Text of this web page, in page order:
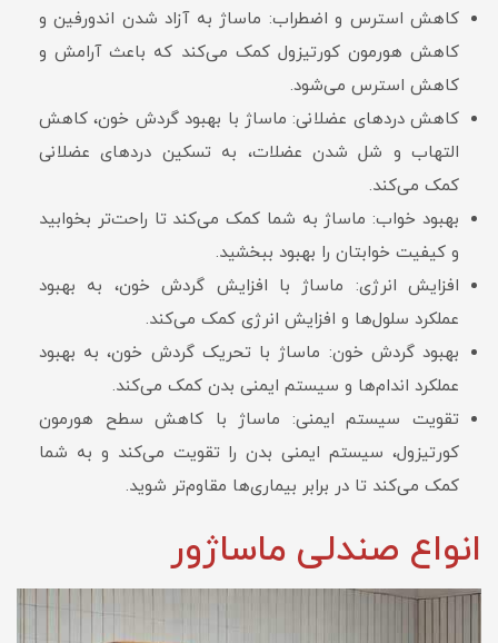
کاهش استرس و اضطراب: ماساژ به آزاد شدن اندورفین و
کاهش هورمون کورتیزول کمک می‌کند که باعث آرامش و
کاهش استرس می‌شود.
کاهش دردهای عضلانی: ماساژ با بهبود گردش خون، کاهش
التهاب و شل شدن عضلات، به تسکین دردهای عضلانی
کمک می‌کند.
بهبود خواب: ماساژ به شما کمک می‌کند تا راحت‌تر بخوابید
و کیفیت خوابتان را بهبود ببخشید.
افزایش انرژی: ماساژ با افزایش گردش خون، به بهبود
عملکرد سلول‌ها و افزایش انرژی کمک می‌کند.
بهبود گردش خون: ماساژ با تحریک گردش خون، به بهبود
عملکرد اندام‌ها و سیستم ایمنی بدن کمک می‌کند.
تقویت سیستم ایمنی: ماساژ با کاهش سطح هورمون
کورتیزول، سیستم ایمنی بدن را تقویت می‌کند و به شما
کمک می‌کند تا در برابر بیماری‌ها مقاوم‌تر شوید.
انواع صندلی ماساژور